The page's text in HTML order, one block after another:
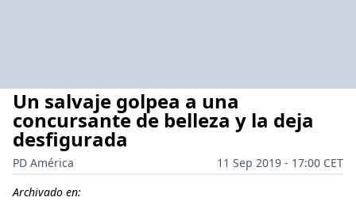
Un salvaje golpea a una
concursante de belleza y la deja
desfigurada
PD América
11 Sep 2019 - 17:00 CET
Archivado en: